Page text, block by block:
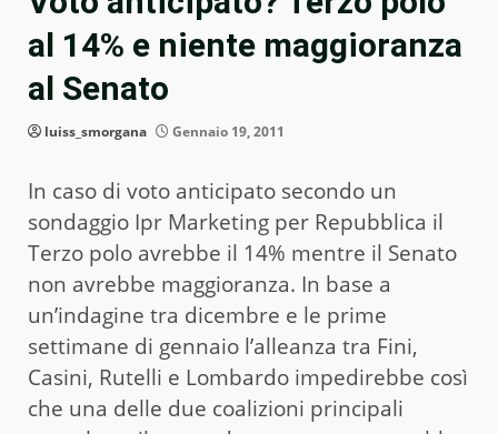
al 14% e niente maggioranza
al Senato
luiss_smorgana Gennaio 19, 2011
In caso di voto anticipato secondo un
sondaggio Ipr Marketing per Repubblica il
Terzo polo avrebbe il 14% mentre il Senato
non avrebbe maggioranza. In base a
un’indagine tra dicembre e le prime
settimane di gennaio l’alleanza tra Fini,
Casini, Rutelli e Lombardo impedirebbe così
che una delle due coalizioni principali